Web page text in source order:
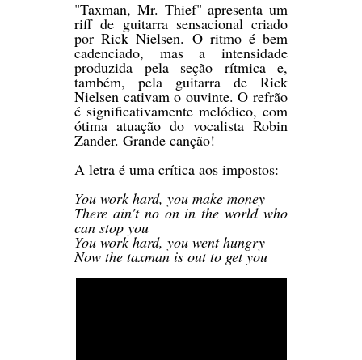
"Taxman, Mr. Thief" apresenta um
riff de guitarra sensacional criado
por Rick Nielsen. O ritmo é bem
cadenciado, mas a intensidade
produzida pela seção rítmica e,
também, pela guitarra de Rick
Nielsen cativam o ouvinte. O refrão
é significativamente melódico, com
ótima atuação do vocalista Robin
Zander. Grande canção!
A letra é uma crítica aos impostos:
You work hard, you make money
There ain't no on in the world who
can stop you
You work hard, you went hungry
Now the taxman is out to get you